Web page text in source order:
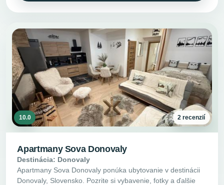
10.0 2 recenzií
Apartmany Sova Donovaly
Destinácia: Donovaly
Apartmany Sova Donovaly ponúka ubytovanie v destinácii
Donovaly, Slovensko. Pozrite si vybavenie, fotky a ďalšie